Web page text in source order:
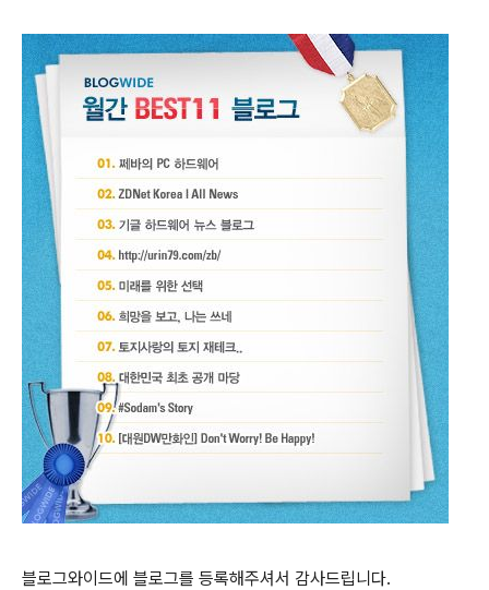
블로그와이드에 블로그를 등록해주셔서 감사드립니다.